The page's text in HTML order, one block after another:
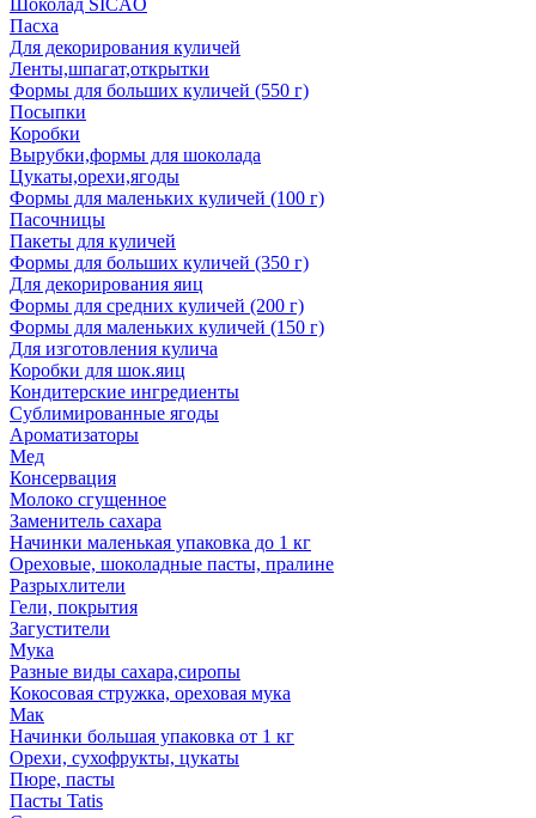
Шоколад SICAO
Пасха
Для декорирования куличей
Ленты,шпагат,открытки
Формы для больших куличей (550 г)
Посыпки
Коробки
Вырубки,формы для шоколада
Цукаты,орехи,ягоды
Формы для маленьких куличей (100 г)
Пасочницы
Пакеты для куличей
Формы для больших куличей (350 г)
Для декорирования яиц
Формы для средних куличей (200 г)
Формы для маленьких куличей (150 г)
Для изготовления кулича
Коробки для шок.яиц
Кондитерские ингредиенты
Сублимированные ягоды
Ароматизаторы
Мед
Консервация
Молоко сгущенное
Заменитель сахара
Начинки маленькая упаковка до 1 кг
Ореховые, шоколадные пасты, пралине
Разрыхлители
Гели, покрытия
Загустители
Мука
Разные виды сахара,сиропы
Кокосовая стружка, ореховая мука
Мак
Начинки большая упаковка от 1 кг
Орехи, сухофрукты, цукаты
Пюре, пасты
Пасты Tatis